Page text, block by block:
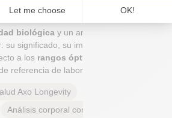
metabólico e inmunitario.
biológica y un análisis completo
su significado, su importancia y tu
a los rangos óptimos reales
referencia de laboratorio.
Axo Longevity
Análisis corporal completo